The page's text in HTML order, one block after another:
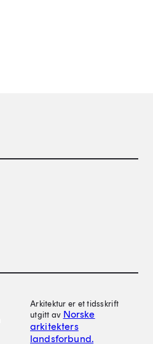
Arkitektur er et tidsskrift
utgitt av Norske
arkitekters
landsforbund.